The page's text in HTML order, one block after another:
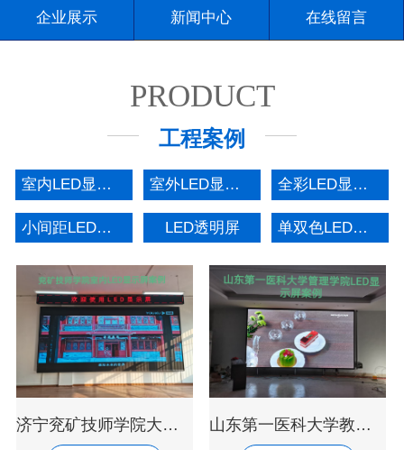
企业展示 新闻中心 在线留言
PRODUCT
工程案例
室内LED显示屏 室外LED显示屏 全彩LED显示屏
小间距LED显示屏 LED透明屏 单双色LED显示屏
济宁兖矿技师学院大厅超高清LED电子显示 山东第一医科大学教室会议中心LED全彩显